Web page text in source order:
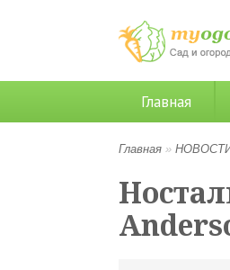
Главная
Главная »